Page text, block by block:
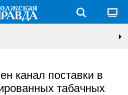
канал поставки в
табачных